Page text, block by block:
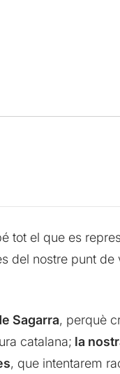
tot el que es
nostre punt de
Sagarra, perquè
catalana; la
, que intentarem